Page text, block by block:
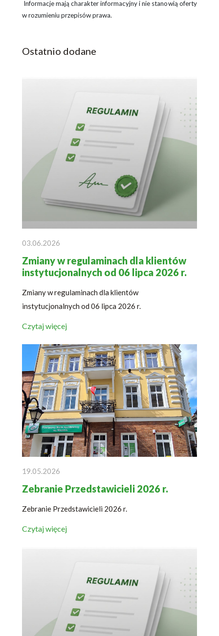
Informacje mają charakter informacyjny i nie stanowią oferty
w rozumieniu przepisów prawa.
Ostatnio dodane
03.06.2026
Zmiany w regulaminach dla klientów
instytucjonalnych od 06 lipca 2026 r.
Zmiany w regulaminach dla klientów
instytucjonalnych od 06 lipca 2026 r.
Czytaj więcej
19.05.2026
Zebranie Przedstawicieli 2026 r.
Zebranie Przedstawicieli 2026 r.
Czytaj więcej